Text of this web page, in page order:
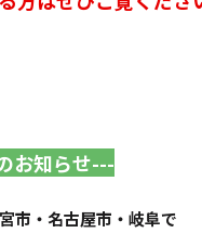
お知らせ---
市・名古屋市・岐阜で